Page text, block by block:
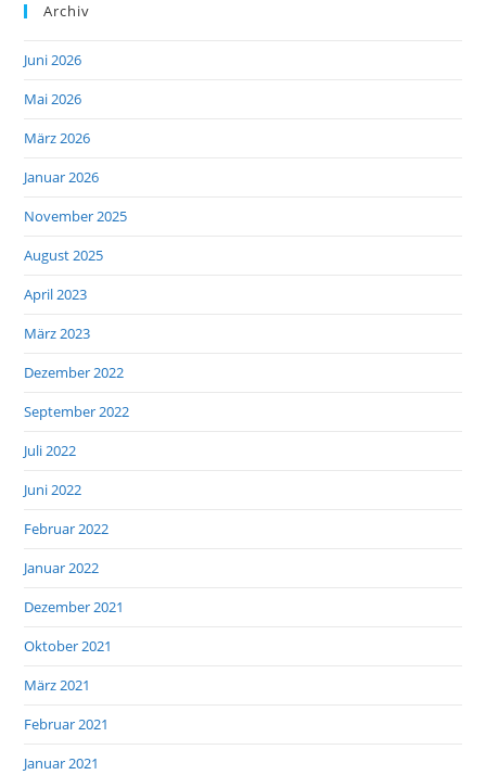
Archiv
Juni 2026
Mai 2026
März 2026
Januar 2026
November 2025
August 2025
April 2023
März 2023
Dezember 2022
September 2022
Juli 2022
Juni 2022
Februar 2022
Januar 2022
Dezember 2021
Oktober 2021
März 2021
Februar 2021
Januar 2021